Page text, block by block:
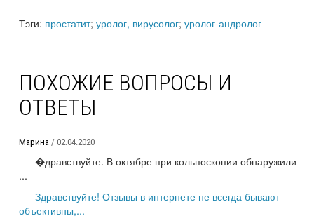
Тэги: простатит; уролог, вирусолог; уролог-андролог
ПОХОЖИЕ ВОПРОСЫ И
ОТВЕТЫ
Марина / 02.04.2020
�дравствуйте. В октябре при кольпоскопии обнаружили
...
Здравствуйте! Отзывы в интернете не всегда бывают
объективны,...